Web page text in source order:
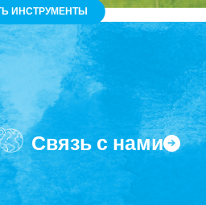
ИНСТРУМЕНТЫ
Связь с нами